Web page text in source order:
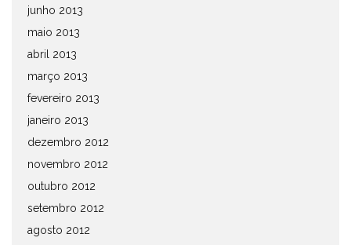
junho 2013
maio 2013
abril 2013
março 2013
fevereiro 2013
janeiro 2013
dezembro 2012
novembro 2012
outubro 2012
setembro 2012
agosto 2012